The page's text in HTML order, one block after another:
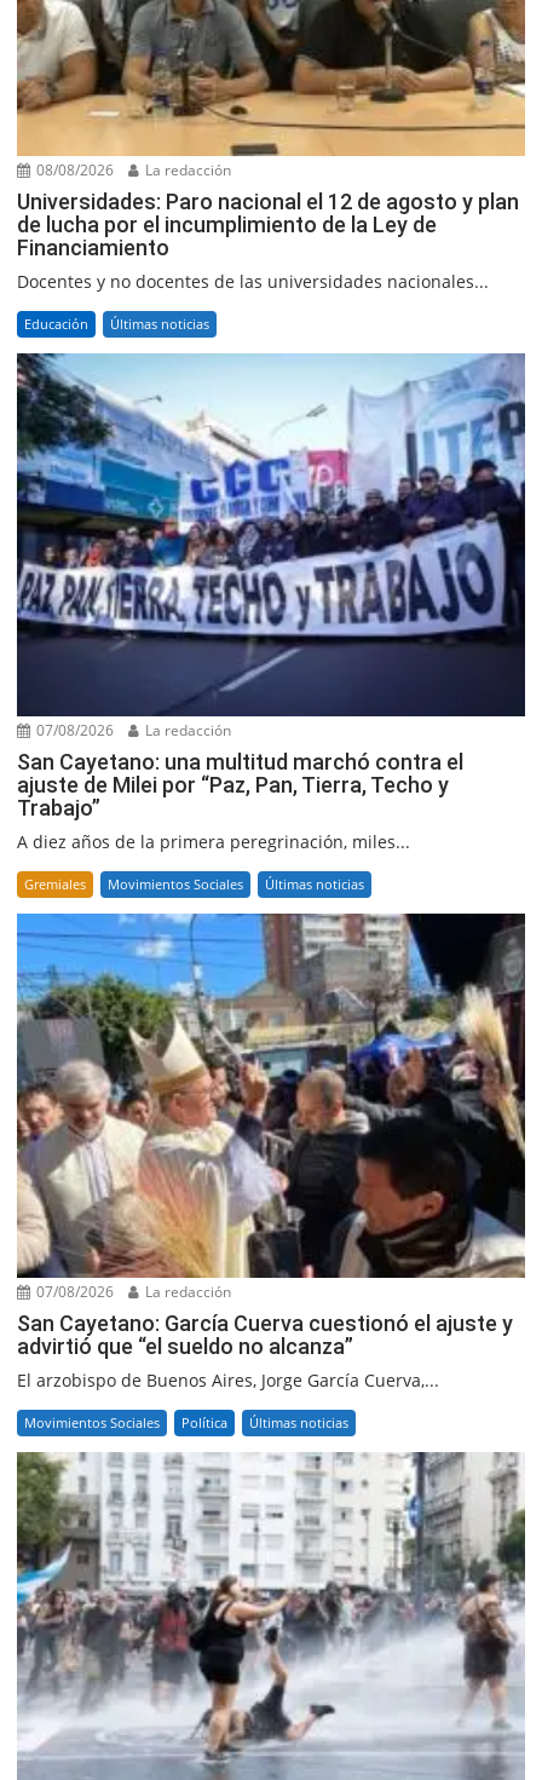
08/08/2026 La redacción
Universidades: Paro nacional el 12 de agosto y plan
de lucha por el incumplimiento de la Ley de
Financiamiento
Docentes y no docentes de las universidades nacionales...
Educación Últimas noticias
07/08/2026 La redacción
San Cayetano: una multitud marchó contra el
ajuste de Milei por “Paz, Pan, Tierra, Techo y
Trabajo”
A diez años de la primera peregrinación, miles...
Gremiales Movimientos Sociales Últimas noticias
07/08/2026 La redacción
San Cayetano: García Cuerva cuestionó el ajuste y
advirtió que “el sueldo no alcanza”
El arzobispo de Buenos Aires, Jorge García Cuerva,...
Movimientos Sociales Política Últimas noticias